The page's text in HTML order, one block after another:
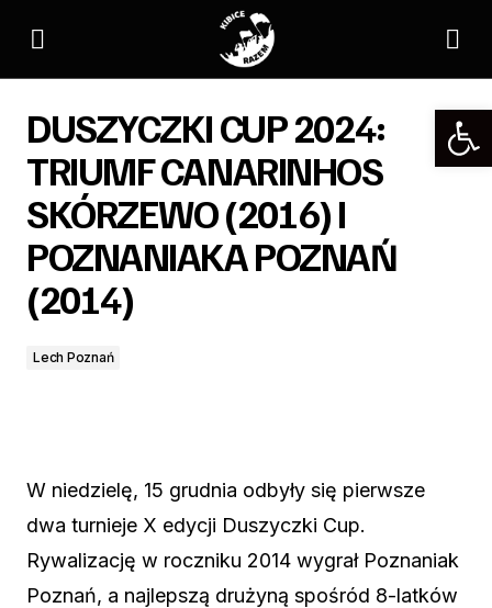
DUSZYCZKI CUP 2024:
TRIUMF CANARINHOS
SKÓRZEWO (2016) I
POZNANIAKA POZNAŃ
(2014)
Lech Poznań
W niedzielę, 15 grudnia odbyły się pierwsze
dwa turnieje X edycji Duszyczki Cup.
Rywalizację w roczniku 2014 wygrał Poznaniak
Poznań, a najlepszą drużyną spośród 8-latków